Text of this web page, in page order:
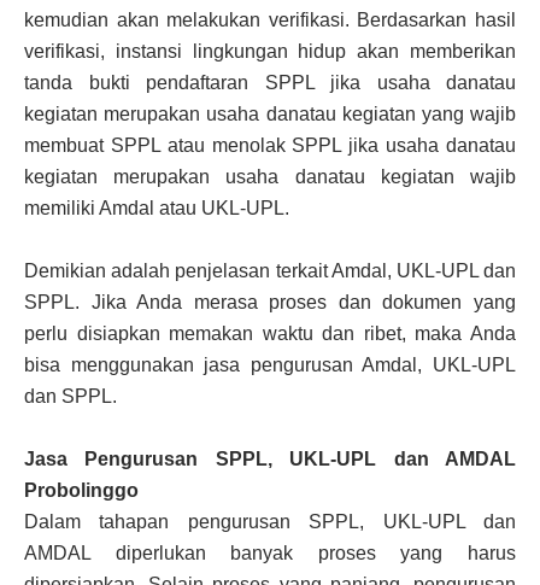
kemudian akan melakukan verifikasi. Berdasarkan hasil
verifikasi, instansi lingkungan hidup akan memberikan
tanda bukti pendaftaran SPPL jika usaha danatau
kegiatan merupakan usaha danatau kegiatan yang wajib
membuat SPPL atau menolak SPPL jika usaha danatau
kegiatan merupakan usaha danatau kegiatan wajib
memiliki Amdal atau UKL-UPL.
Demikian adalah penjelasan terkait Amdal, UKL-UPL dan
SPPL. Jika Anda merasa proses dan dokumen yang
perlu disiapkan memakan waktu dan ribet, maka Anda
bisa menggunakan jasa pengurusan Amdal, UKL-UPL
dan SPPL.
Jasa Pengurusan SPPL, UKL-UPL dan AMDAL
Probolinggo
Dalam tahapan pengurusan SPPL, UKL-UPL dan
AMDAL diperlukan banyak proses yang harus